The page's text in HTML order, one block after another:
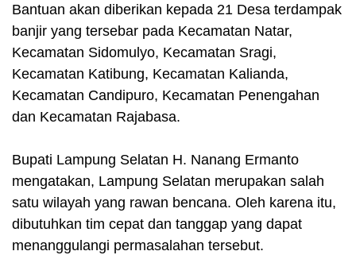
Bantuan akan diberikan kepada 21 Desa terdampak
banjir yang tersebar pada Kecamatan Natar,
Kecamatan Sidomulyo, Kecamatan Sragi,
Kecamatan Katibung, Kecamatan Kalianda,
Kecamatan Candipuro, Kecamatan Penengahan
dan Kecamatan Rajabasa.
Bupati Lampung Selatan H. Nanang Ermanto
mengatakan, Lampung Selatan merupakan salah
satu wilayah yang rawan bencana. Oleh karena itu,
dibutuhkan tim cepat dan tanggap yang dapat
menanggulangi permasalahan tersebut.